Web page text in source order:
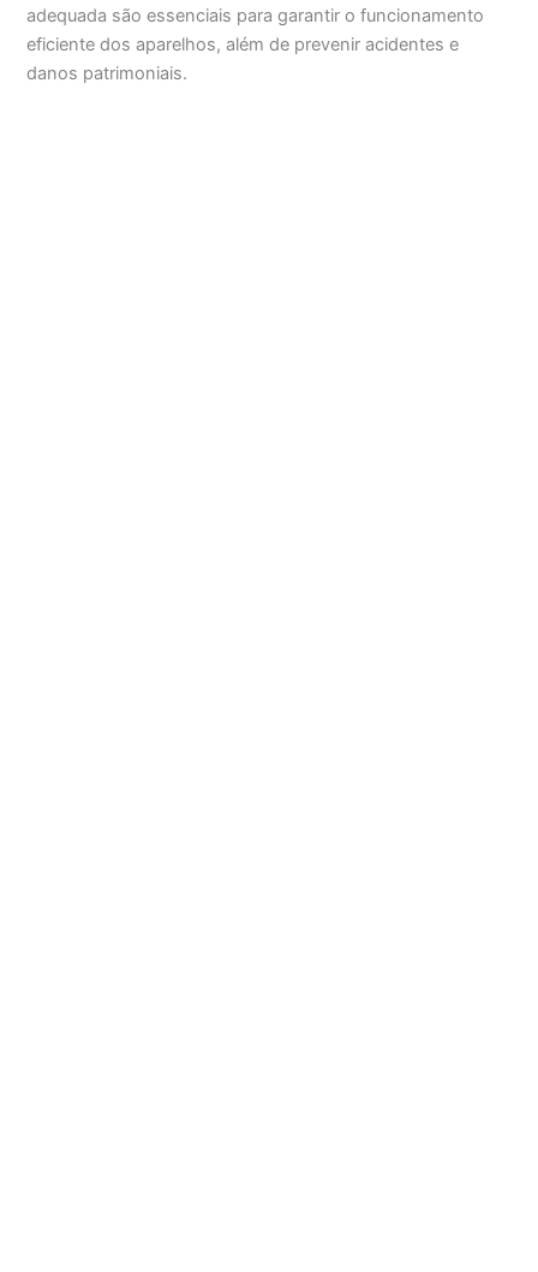
adequada são essenciais para garantir o funcionamento
eficiente dos aparelhos, além de prevenir acidentes e
danos patrimoniais.